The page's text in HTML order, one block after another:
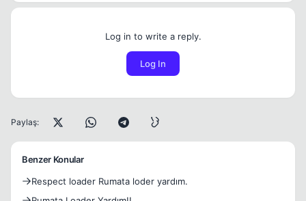
Log in to write a reply.
Log In
Paylaş:
Benzer Konular
Respect loader Rumata loder yardım.